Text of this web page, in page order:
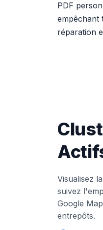
PDF
empêchant
réparation
Visualisez
suivez
Google
entrepôts.